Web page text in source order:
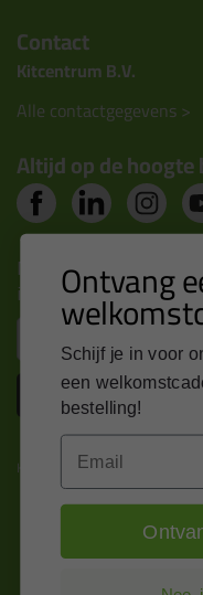
Contact
Kitcentrum B.V.
Alle contactgegevens >
Altijd op de hoogte
Nieuws, tips en
inbox
Kitcentrum is trots op:
Ontvang
Schijf je in voor
een
bestelling!
Email